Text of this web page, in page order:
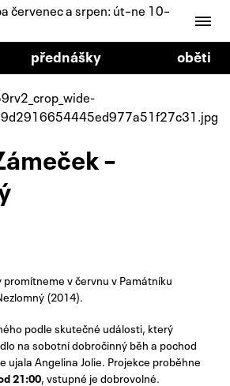
červenec a srpen: út–ne 10–
přednášky oběti
–
v červnu v Památníku
(2014).
podle skutečné události, který
na sobotní dobročinný běh a pochod
ujala Angelina Jolie. Projekce proběhne
21:00 , vstupné je dobrovolné.